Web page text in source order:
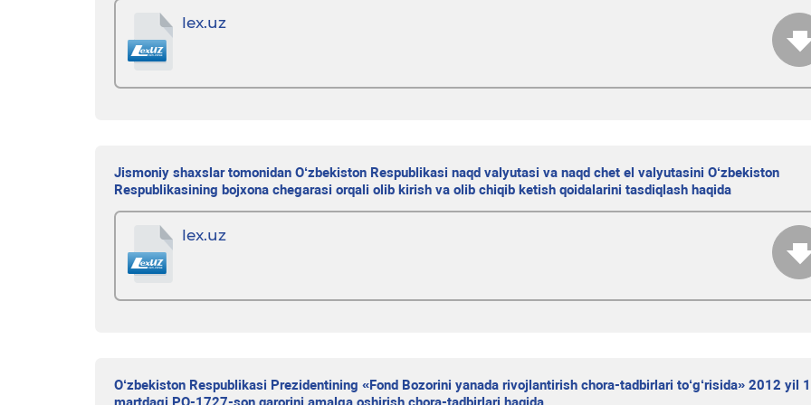
lex.uz
Jismoniy shaxslar tomonidan O‘zbekiston Respublikasi naqd valyutasi va naqd chet el valyutasini O‘zbekiston
Respublikasining bojxona chegarasi orqali olib kirish va olib chiqib ketish qoidalarini tasdiqlash haqida
lex.uz
O‘zbekiston Respublikasi Prezidentining «Fond Bozorini yanada rivojlantirish chora-tadbirlari to‘g‘risida» 2012 yil